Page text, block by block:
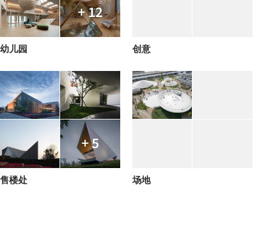
+ 12
幼儿园 创意
+ 5
售楼处 场地